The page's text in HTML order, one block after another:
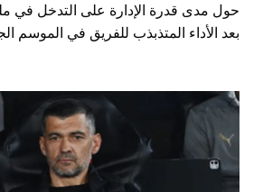
حول مدى قدرة الإدارة على التدخل في
بعد الأداء المتذبذب للفريق في الموسم